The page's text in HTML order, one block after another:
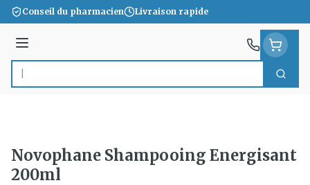
Aller au contenu
Conseil du pharmacien Livraison rapide
Menu
Rechercher
Novophane Shampooing Energisant
200ml